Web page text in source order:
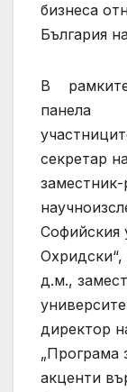
бизнеса
България
В
панела
секретар
Софийския
д.м.,
директор
„Програма
акценти